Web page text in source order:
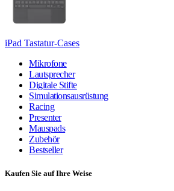
iPad Tastatur-Cases
Mikrofone
Lautsprecher
Digitale Stifte
Simulationsausrüstung
Racing
Presenter
Mauspads
Zubehör
Bestseller
Kaufen Sie auf Ihre Weise